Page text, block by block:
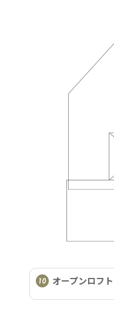
オープンロフト